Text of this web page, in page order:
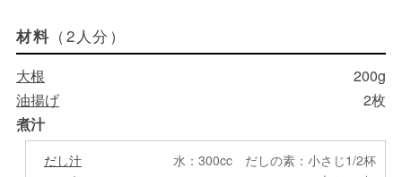
材料 （2人分）
大根
200g
油揚げ
2枚
煮汁
だし汁
水：300cc だしの素：小さじ1/2杯